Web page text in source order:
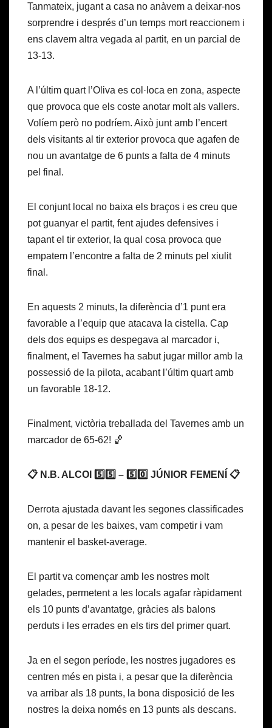
Tanmateix, jugant a casa no anàvem a deixar-nos
sorprendre i després d’un temps mort reaccionem i
ens clavem altra vegada al partit, en un parcial de
13-13.
A l’últim quart l’Oliva es col·loca en zona, aspecte
que provoca que els coste anotar molt als vallers.
Volíem però no podríem. Això junt amb l’encert
dels visitants al tir exterior provoca que agafen de
nou un avantatge de 6 punts a falta de 4 minuts
pel final.
El conjunt local no baixa els braços i es creu que
pot guanyar el partit, fent ajudes defensives i
tapant el tir exterior, la qual cosa provoca que
empatem l’encontre a falta de 2 minuts pel xiulit
final.
En aquests 2 minuts, la diferència d’1 punt era
favorable a l’equip que atacava la cistella. Cap
dels dos equips es despegava al marcador i,
finalment, el Tavernes ha sabut jugar millor amb la
possessió de la pilota, acabant l’últim quart amb
un favorable 18-12.
Finalment, victòria treballada del Tavernes amb un
marcador de 65-62! 🏀
📋 N.B. ALCOI 5️⃣5️⃣ – 5️⃣0️⃣ JÚNIOR FEMENÍ 📋
Derrota ajustada davant les segones classificades
on, a pesar de les baixes, vam competir i vam
mantenir el basket-average.
El partit va començar amb les nostres molt
gelades, permetent a les locals agafar ràpidament
els 10 punts d’avantatge, gràcies als balons
perduts i les errades en els tirs del primer quart.
Ja en el segon període, les nostres jugadores es
centren més en pista i, a pesar que la diferència
va arribar als 18 punts, la bona disposició de les
nostres la deixa només en 13 punts als descans.